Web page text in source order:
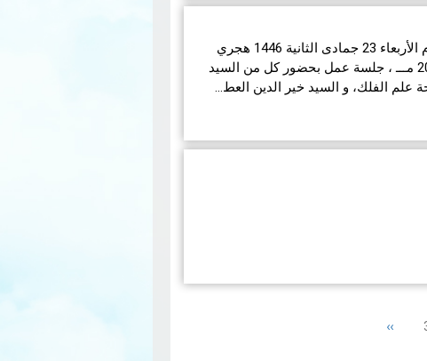
انعقدت بديوان الإفتاء اليوم الأربعاء 23 جمادى الثانية 1446 هجري
الموافق لـ 25 ديسمبر 2024 مـــ ، جلسة عمل بحضور كل من السيد
الفلك، و السيد خير الدين العط…
شهري يعرض تركيزات الملوثات
Next
››